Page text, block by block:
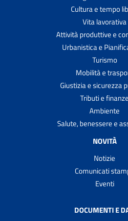
Cultura e tempo
Vita lavorativa
Attività produttive e
Urbanistica e
Turismo
Mobilità e
Giustizia e sicurezza
Tributi e finanze
Ambiente
Salute, benessere e
NOVITÀ
Notizie
Comunicati
Eventi
DOCUMENTI E